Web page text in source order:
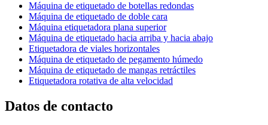
Máquina de etiquetado de botellas redondas
Máquina de etiquetado de doble cara
Máquina etiquetadora plana superior
Máquina de etiquetado hacia arriba y hacia abajo
Etiquetadora de viales horizontales
Máquina de etiquetado de pegamento húmedo
Máquina de etiquetado de mangas retráctiles
Etiquetadora rotativa de alta velocidad
Datos de contacto